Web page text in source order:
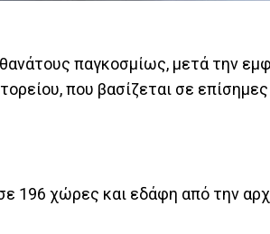
παγκοσμίως, μετά την
που βασίζεται σε
196 χώρες και εδάφη από την